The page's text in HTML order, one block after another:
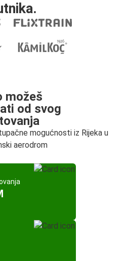
možeš
od svog
mogućnosti iz Rijeka u
aerodrom